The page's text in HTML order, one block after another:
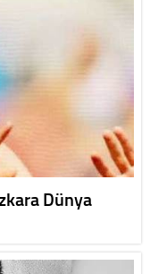
Dünya